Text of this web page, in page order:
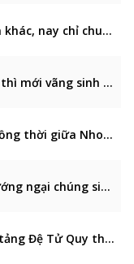
Từng nguyện tụng nhiều kinh khác, nay chỉ chuyên niệm Phật được không?
Vì sao cần học tốt Đệ Tử Quy thì mới vãng sinh Cực Lạc?
Vì sao có quan hệ hưng suy đồng thời giữa Nho giáo và Phật giáo?
Vì sao ma vương Ba-tuần chướng ngại chúng sinh nghe chánh pháp?
Vì sao niệm Phật phải có nền tảng Đệ Tử Quy thì mới vãng sinh?